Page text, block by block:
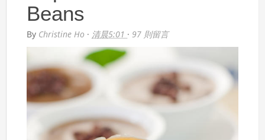
Beans
By Christine Ho · 清晨5:01 ·97 則留言